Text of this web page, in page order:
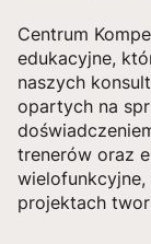
Centrum
edukacyjne,
naszych
opartych na
trenerów oraz
projektach